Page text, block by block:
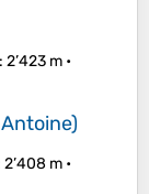
2’423 m •
m •